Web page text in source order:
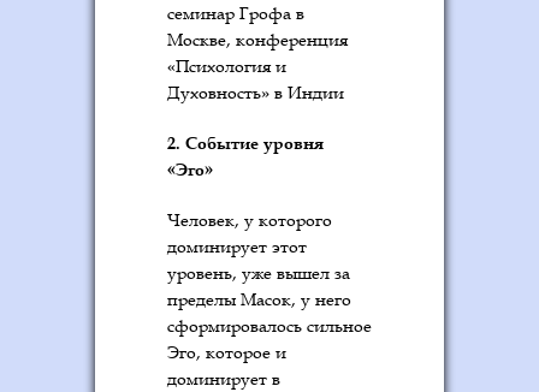
семинар Грофа в
Москве, конференция
«Психология и
Духовность» в Индии
2. Событие уровня
«Эго»
Человек, у которого
доминирует этот
уровень, уже вышел за
пределы Масок, у него
сформировалось сильное
Эго, которое и
доминирует в